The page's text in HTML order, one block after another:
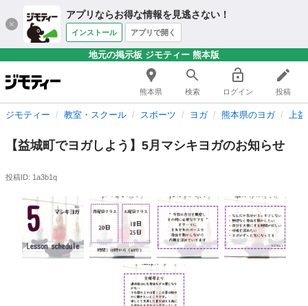
アプリならお得な情報を見逃さない！
インストール アプリで開く
地元の掲示板 ジモティー 熊本版
熊本県 検索 ログイン 投稿
ジモティー 教室・スクール スポーツ ヨガ 熊本県のヨガ 上
【益城町でヨガしよう】5月マシキヨガのお知らせ
投稿ID: 1a3b1q